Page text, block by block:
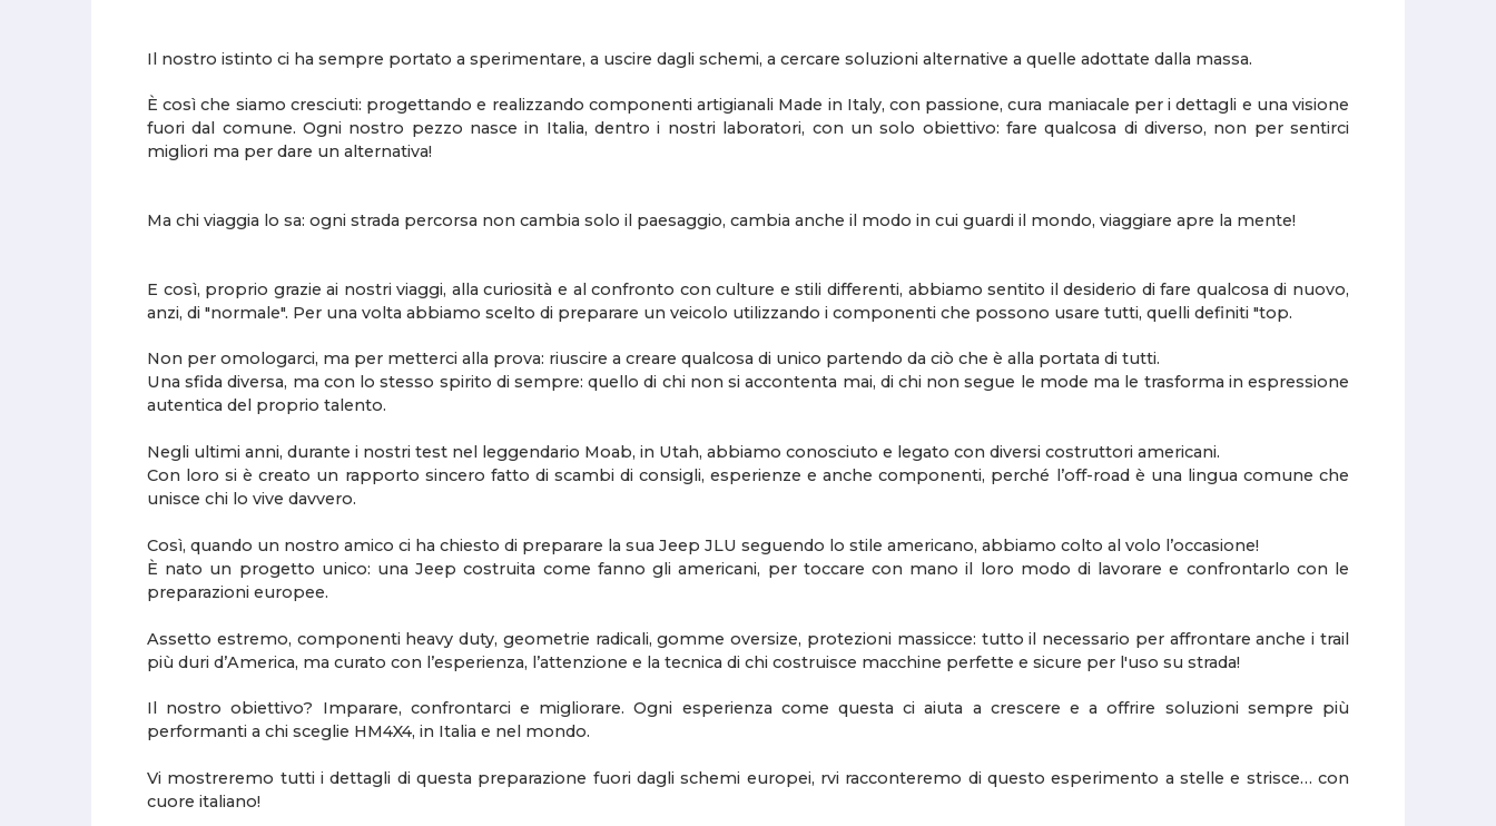
Il nostro istinto ci ha sempre portato a sperimentare, a uscire dagli schemi, a cercare soluzioni alternative a quelle adottate dalla massa.
È così che siamo cresciuti: progettando e realizzando componenti artigianali Made in Italy, con passione, cura maniacale per i dettagli e una visione
fuori dal comune. Ogni nostro pezzo nasce in Italia, dentro i nostri laboratori, con un solo obiettivo: fare qualcosa di diverso, non per sentirci
migliori ma per dare un alternativa!
Ma chi viaggia lo sa: ogni strada percorsa non cambia solo il paesaggio, cambia anche il modo in cui guardi il mondo, viaggiare apre la mente!
E così, proprio grazie ai nostri viaggi, alla curiosità e al confronto con culture e stili differenti, abbiamo sentito il desiderio di fare qualcosa di nuovo,
anzi, di "normale". Per una volta abbiamo scelto di preparare un veicolo utilizzando i componenti che possono usare tutti, quelli definiti "top.
Non per omologarci, ma per metterci alla prova: riuscire a creare qualcosa di unico partendo da ciò che è alla portata di tutti.
Una sfida diversa, ma con lo stesso spirito di sempre: quello di chi non si accontenta mai, di chi non segue le mode ma le trasforma in espressione
autentica del proprio talento.
Negli ultimi anni, durante i nostri test nel leggendario Moab, in Utah, abbiamo conosciuto e legato con diversi costruttori americani.
Con loro si è creato un rapporto sincero fatto di scambi di consigli, esperienze e anche componenti, perché l’off-road è una lingua comune che
unisce chi lo vive davvero.
Così, quando un nostro amico ci ha chiesto di preparare la sua Jeep JLU seguendo lo stile americano, abbiamo colto al volo l’occasione!
È nato un progetto unico: una Jeep costruita come fanno gli americani, per toccare con mano il loro modo di lavorare e confrontarlo con le
preparazioni europee.
Assetto estremo, componenti heavy duty, geometrie radicali, gomme oversize, protezioni massicce: tutto il necessario per affrontare anche i trail
più duri d’America, ma curato con l’esperienza, l’attenzione e la tecnica di chi costruisce macchine perfette e sicure per l'uso su strada!
Il nostro obiettivo? Imparare, confrontarci e migliorare. Ogni esperienza come questa ci aiuta a crescere e a offrire soluzioni sempre più
performanti a chi sceglie HM4X4, in Italia e nel mondo.
Vi mostreremo tutti i dettagli di questa preparazione fuori dagli schemi europei, rvi racconteremo di questo esperimento a stelle e strisce… con
cuore italiano!